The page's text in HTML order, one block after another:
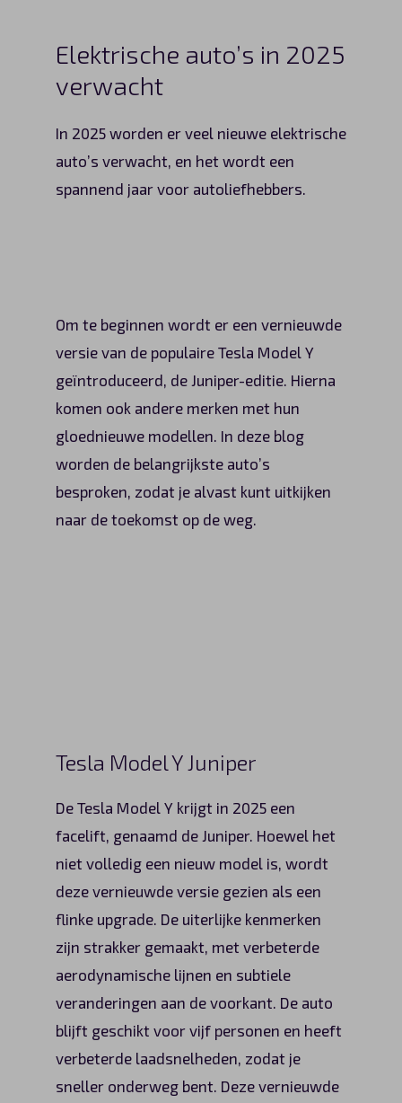
Elektrische auto’s in 2025
verwacht
In 2025 worden er veel nieuwe elektrische
auto’s verwacht, en het wordt een
spannend jaar voor autoliefhebbers.
Om te beginnen wordt er een vernieuwde
versie van de populaire Tesla Model Y
geïntroduceerd, de Juniper-editie. Hierna
komen ook andere merken met hun
gloednieuwe modellen. In deze blog
worden de belangrijkste auto’s
besproken, zodat je alvast kunt uitkijken
naar de toekomst op de weg.
Tesla Model Y Juniper
De Tesla Model Y krijgt in 2025 een
facelift, genaamd de Juniper. Hoewel het
niet volledig een nieuw model is, wordt
deze vernieuwde versie gezien als een
flinke upgrade. De uiterlijke kenmerken
zijn strakker gemaakt, met verbeterde
aerodynamische lijnen en subtiele
veranderingen aan de voorkant. De auto
blijft geschikt voor vijf personen en heeft
verbeterde laadsnelheden, zodat je
sneller onderweg bent. Deze vernieuwde
Over ons
Contact